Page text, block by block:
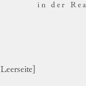
in der
[Leerseite]